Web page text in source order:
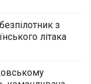
з
літака